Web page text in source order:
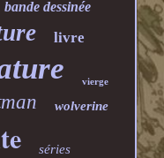
bande dessinée
livre
vierge
wolverine
séries